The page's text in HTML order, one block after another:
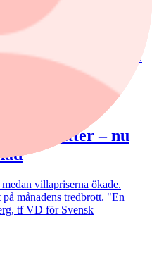
håller hög fart i affärerna.
affärerna kan bli riktiga
till att just storsatsningen på
chicken nuggets, blir lönsam.
– nu
villapriserna ökade.
månadens tredbrott. "En
tf VD för Svensk